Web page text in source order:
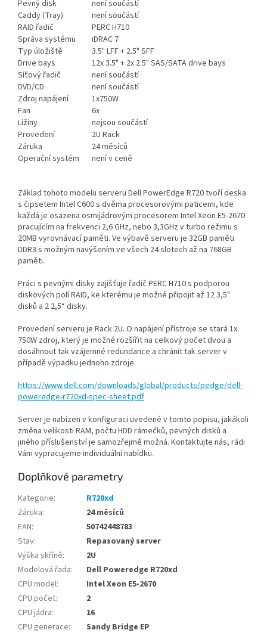
Pevný disk
není součástí
Caddy (Tray)
není součástí
RAID řadič
PERC H710
Správa systému
iDRAC 7
Typ úložiště
3.5" LFF + 2.5" SFF
Drive bays
12x 3.5" + 2x 2.5" SAS/SATA drive bays
Síťový řadič
není součástí
DVD/CD
není součástí
Zdroj napájení
1x750W
Fan
6x
Ližiny
nejsou součástí
Provedení
2U Rack
Záruka
24 měsíců
Operační systém
není v ceně
Základ tohoto modelu serveru Dell PowerEdge R720 tvoří deska
s čipsetem Intel C600 s dvěma procesorovými paticemi, kde
každá je osazena osmijádrovým procesorem Intel Xeon E5-2670
pracujícím na frekvenci 2,6 GHz, nebo 3,3GHz v turbo režimu s
20MB vyrovnávací paměti. Ve výbavě serveru je 32GB paměti
DDR3 s možným navýšením ve všech 24 slotech až na 768GB
paměti.
Práci s pevnými disky zajišťuje řadič PERC H710 s podporou
diskových polí RAID, ke kterému je možné připojit až 12 3,5"
disků a 2 2,5“ disky.
Provedení serveru je Rack 2U. O napájení přístroje se stará 1x
750W zdroj, který je možné rozšířit na celkový počet dvou a
dosáhnout tak vzájemné redundance a chránit tak server v
případě výpadku jednoho zdroje.
https://www.dell.com/downloads/global/products/pedge/dell-
poweredge-r720xd-spec-sheet.pdf
Server je nabízen v konfiguraci uvedené v tomto popisu, jakákoli
změna velikosti RAM, počtu HDD rámečků, pevných disků a
jiného příslušenství je samozřejmě možná. Kontaktujte nás, rádi
Vám vypracujeme individuální nabídku.
Doplňkové parametry
Kategorie:
R720xd
Záruka:
24 měsíců
EAN:
50742448783
Stav:
Repasovaný server
Výška skříně:
2U
Modelová řada:
Dell Poweredge R720xd
CPU model:
Intel Xeon E5-2670
CPU počet:
2
CPU jádra:
16
CPU generace:
Sandy Bridge EP